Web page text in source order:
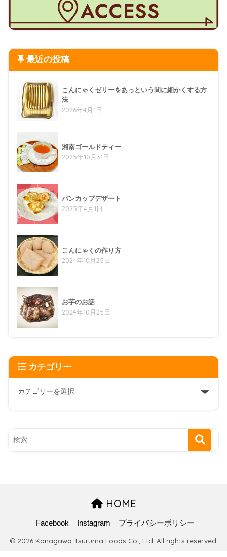
最近の投稿
こんにゃくゼリーをあっという間に細かくする方
法
2026年4月1日
湘南ゴールドティー
2025年10月31日
パンカップデザート
2025年4月1日
こんにゃくの作り方
2024年10月25日
お芋のお話
2024年10月25日
カテゴリー
HOME
Facebook Instagram プライバシーポリシー
© 2026 Kanagawa Tsuruma Foods Co., Ltd. All rights reserved.